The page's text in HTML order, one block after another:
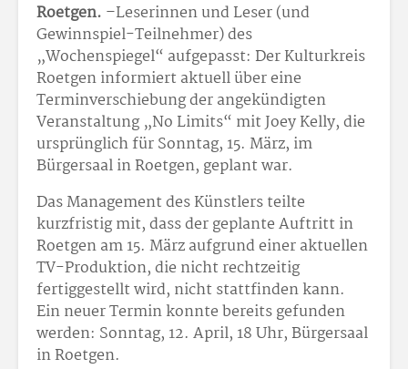
Roetgen. –Leserinnen und Leser (und
Gewinnspiel-Teilnehmer) des
„Wochenspiegel“ aufgepasst: Der Kulturkreis
Roetgen informiert aktuell über eine
Terminverschiebung der angekündigten
Veranstaltung „No Limits“ mit Joey Kelly, die
ursprünglich für Sonntag, 15. März, im
Bürgersaal in Roetgen, geplant war.
Das Management des Künstlers teilte
kurzfristig mit, dass der geplante Auftritt in
Roetgen am 15. März aufgrund einer aktuellen
TV-Produktion, die nicht rechtzeitig
fertiggestellt wird, nicht stattfinden kann.
Ein neuer Termin konnte bereits gefunden
werden: Sonntag, 12. April, 18 Uhr, Bürgersaal
in Roetgen.